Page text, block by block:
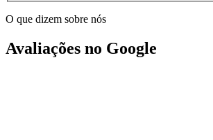
O que dizem sobre nós
Avaliações no Google